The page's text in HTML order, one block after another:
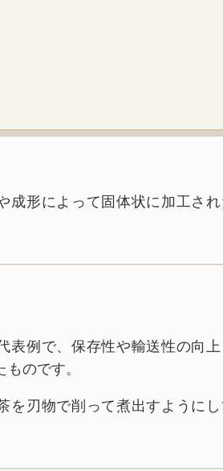
成形によって固体状に加工さ
表例で、保存性や輸送性の向
のです。
を刃物で削って煮出すように